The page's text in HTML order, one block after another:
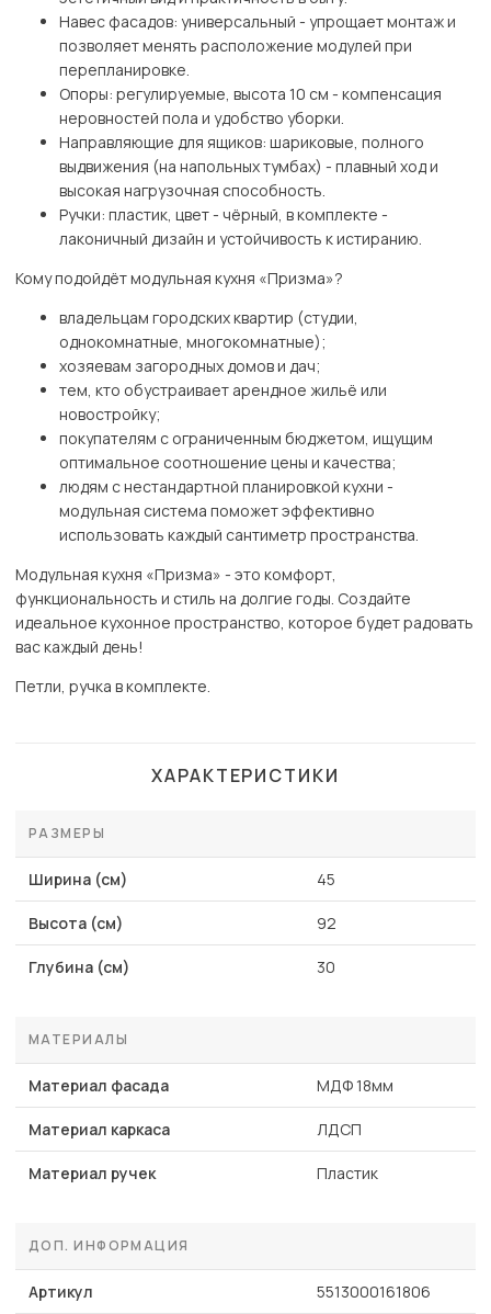
Навес фасадов: универсальный - упрощает монтаж и
позволяет менять расположение модулей при
перепланировке.
Опоры: регулируемые, высота 10 см - компенсация
неровностей пола и удобство уборки.
Направляющие для ящиков: шариковые, полного
выдвижения (на напольных тумбах) - плавный ход и
высокая нагрузочная способность.
Ручки: пластик, цвет - чёрный, в комплекте -
лаконичный дизайн и устойчивость к истиранию.
Кому подойдёт модульная кухня «Призма»?
владельцам городских квартир (студии,
однокомнатные, многокомнатные);
хозяевам загородных домов и дач;
тем, кто обустраивает арендное жильё или
новостройку;
покупателям с ограниченным бюджетом, ищущим
оптимальное соотношение цены и качества;
людям с нестандартной планировкой кухни -
модульная система поможет эффективно
использовать каждый сантиметр пространства.
Модульная кухня «Призма» - это комфорт,
функциональность и стиль на долгие годы. Создайте
идеальное кухонное пространство, которое будет радовать
вас каждый день!
Петли, ручка в комплекте.
ХАРАКТЕРИСТИКИ
РАЗМЕРЫ
Ширина (см) 45
Высота (см) 92
Глубина (см) 30
МАТЕРИАЛЫ
Материал фасада МДФ 18мм
Материал каркаса ЛДСП
Материал ручек Пластик
ДОП. ИНФОРМАЦИЯ
Артикул 5513000161806